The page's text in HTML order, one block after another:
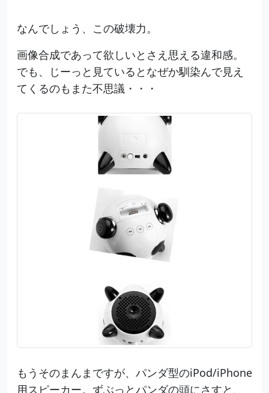
なんでしょう、この破壊力。
画像合成であって欲しいとさえ思える違和感。
でも、じーっと見ているとなぜか馴染んで見え
てくるのもまた不思議・・・
もうそのまんまですが、パンダ型のiPod/iPhone
用スピーカー。ずぶっとパンダの頭にさすと、